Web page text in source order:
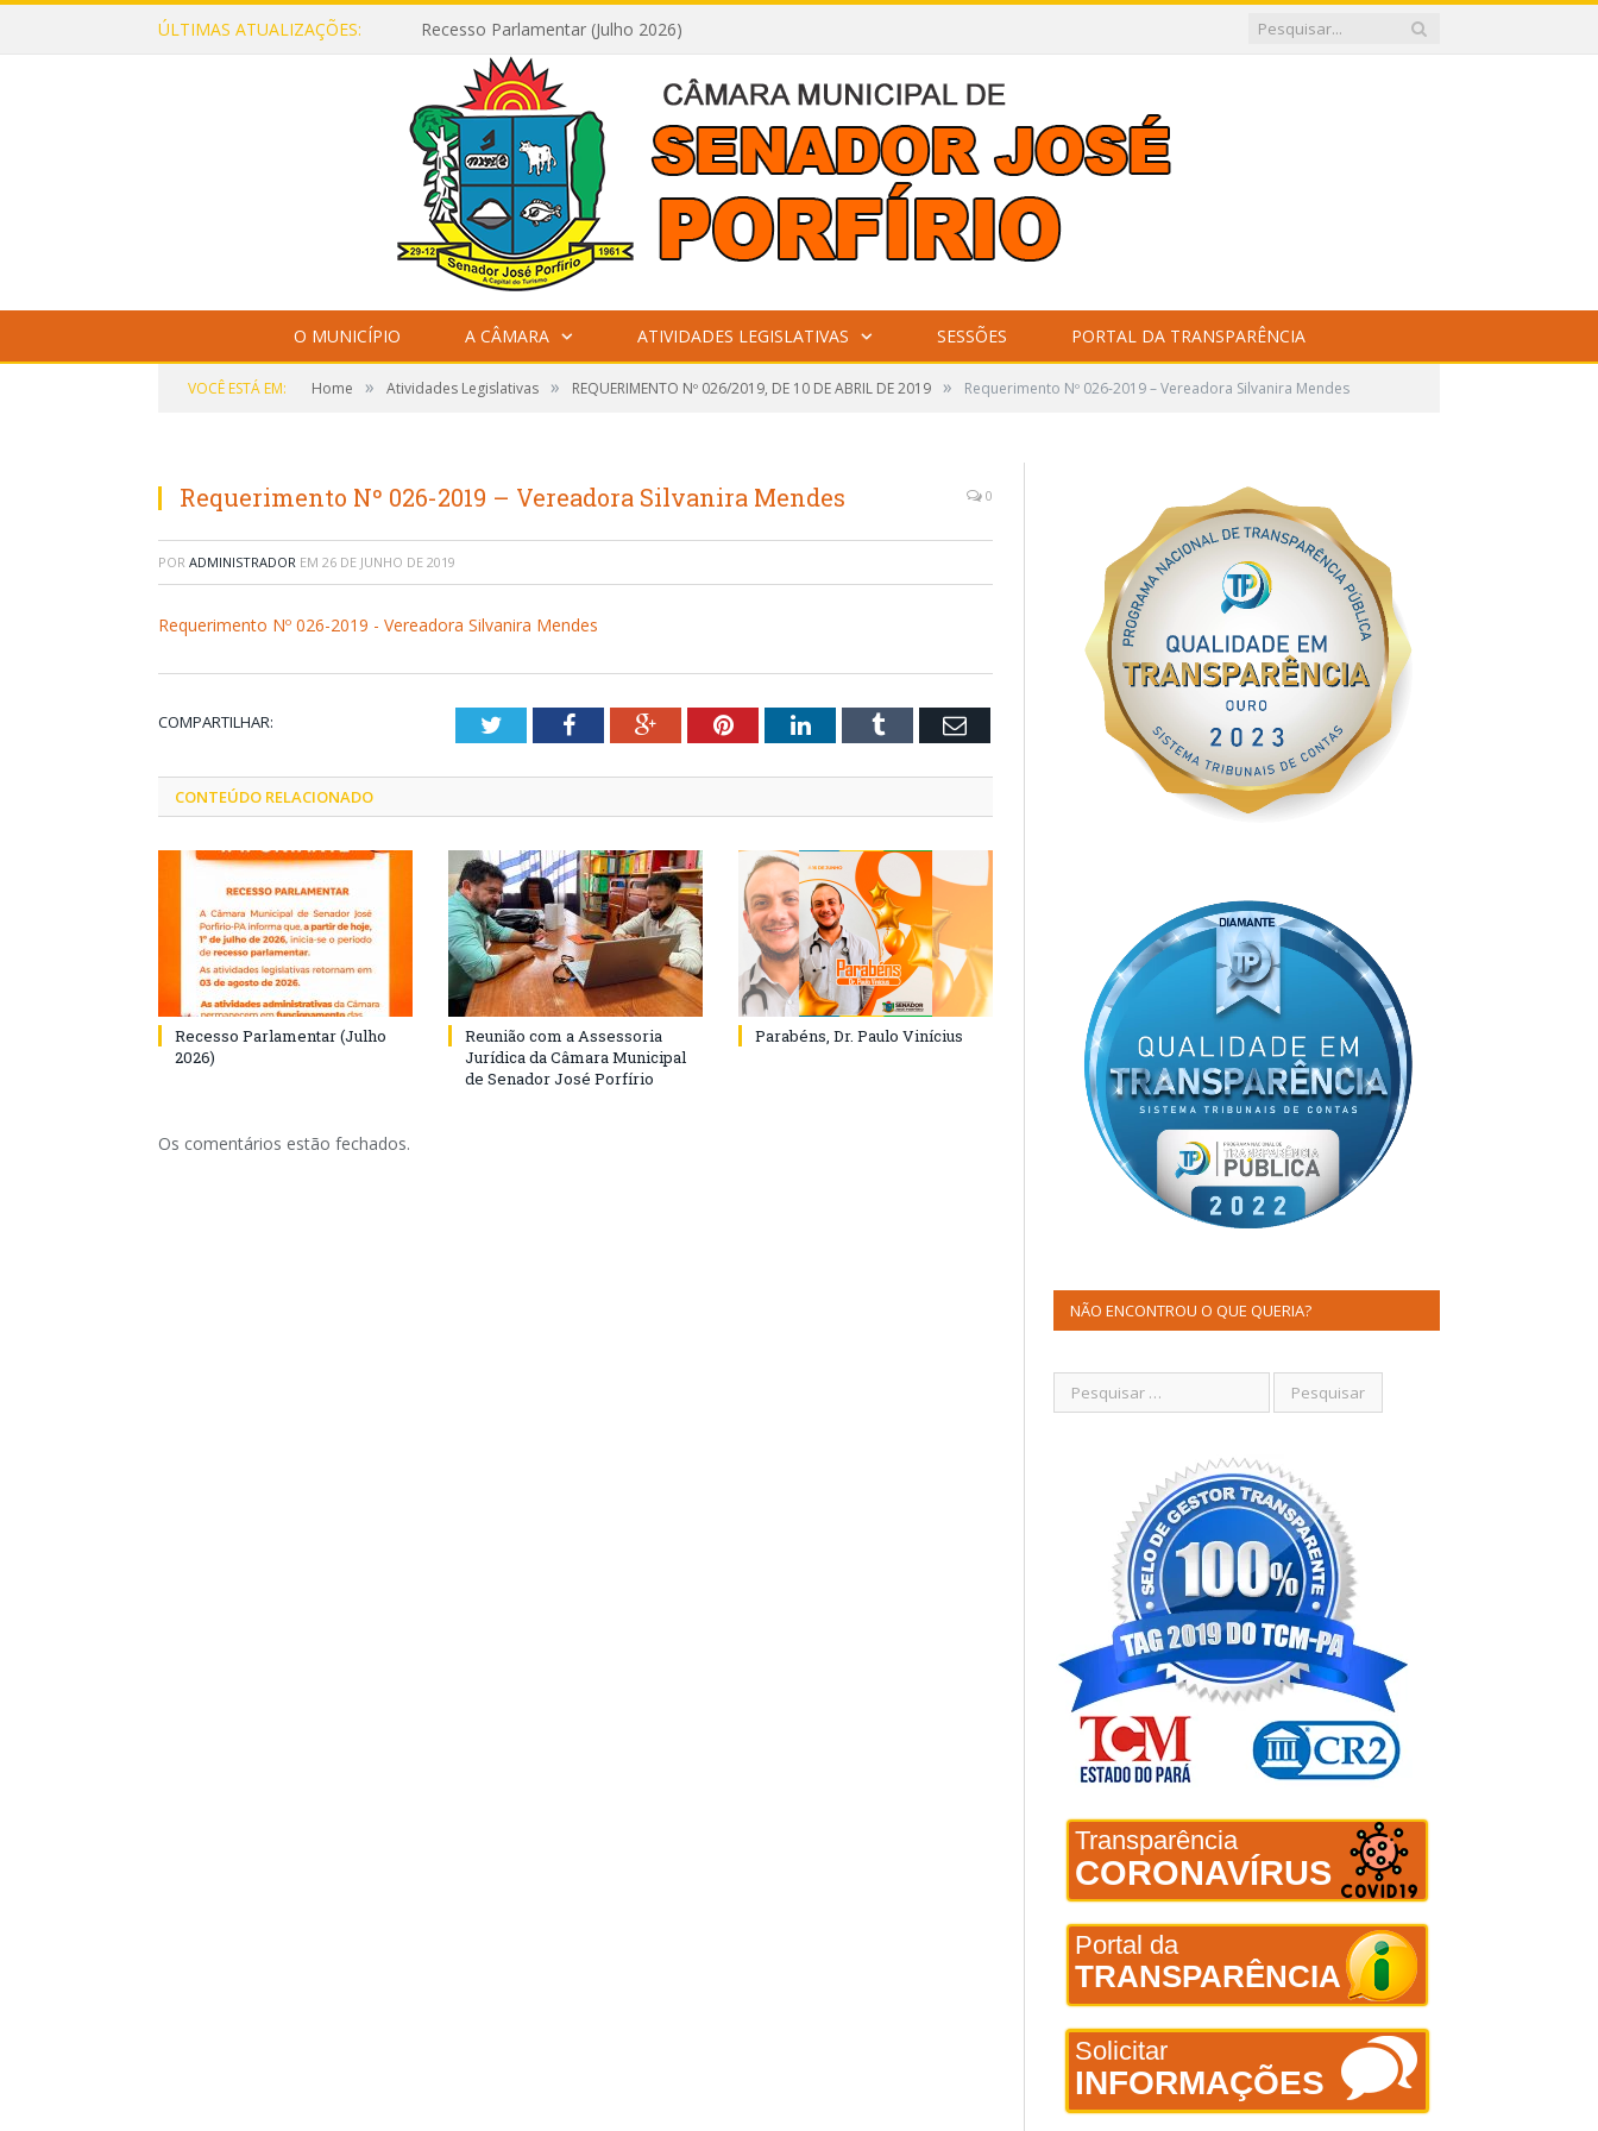
ÚLTIMAS ATUALIZAÇÕES: Recesso Parlamentar (Julho 2026)
O MUNICÍPIO A CÂMARA ATIVIDADES LEGISLATIVAS SESSÕES PORTAL DA TRANSPARÊNCIA
VOCÊ ESTÁ EM: Home » Atividades Legislativas » REQUERIMENTO Nº 026/2019, DE 10 DE ABRIL DE 2019 » Requerimento Nº 026-2019 – Vereadora Silvanira Mendes
Requerimento Nº 026-2019 – Vereadora Silvanira Mendes 0
POR ADMINISTRADOR EM 26 DE JUNHO DE 2019
Requerimento Nº 026-2019 - Vereadora Silvanira Mendes
COMPARTILHAR: TwitterFacebookGoogle+PinterestLinkedInTumblr Email
CONTEÚDO RELACIONADO
Recesso Parlamentar (Julho
2026)
Reunião com a Assessoria
Jurídica da Câmara Municipal
de Senador José Porfírio
Parabéns, Dr. Paulo Vinícius
Os comentários estão fechados.
NÃO ENCONTROU O QUE QUERIA?
Transparência
CORONAVÍRUS
Portal da
TRANSPARÊNCIA
Solicitar
INFORMAÇÕES